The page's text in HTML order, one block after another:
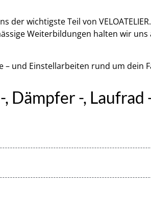
der wichtigste Teil von VELOATELIER.
Weiterbildungen halten wir
– und Einstellarbeiten rund um dein
, Dämpfer -,